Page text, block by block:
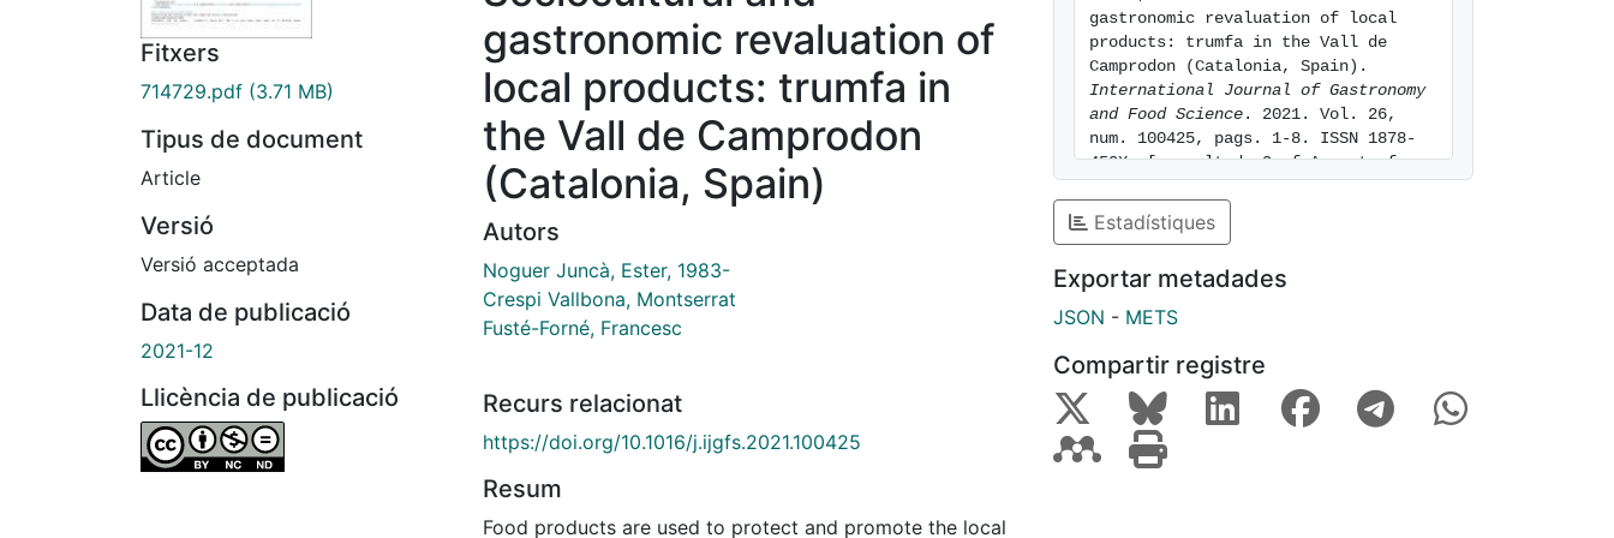
Fitxers
714729.pdf (3.71 MB)
Tipus de document
Article
Versió
Versió acceptada
Data de publicació
2021-12
Llicència de publicació
gastronomic revaluation of
local products: trumfa in
the Vall de Camprodon
(Catalonia, Spain)
Autors
Noguer Juncà, Ester, 1983-
Crespi Vallbona, Montserrat
Fusté-Forné, Francesc
Recurs relacionat
https://doi.org/10.1016/j.ijgfs.2021.100425
Resum
Food products are used to protect and promote the local
gastronomic revaluation of local
products: trumfa in the Vall de
International Journal of Gastronomy
and Food Science . 2021. Vol. 26,
num. 100425, pags. 1-8. ISSN 1878-
450X. [consulted: 9 of August of
https://hdl.handle.net/2445/181710
Estadístiques
Exportar metadades
JSON - METS
Compartir registre